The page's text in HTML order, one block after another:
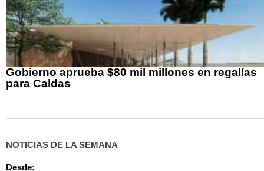
Gobierno aprueba $80 mil millones en regalías
para Caldas
NOTICIAS DE LA SEMANA
Desde: